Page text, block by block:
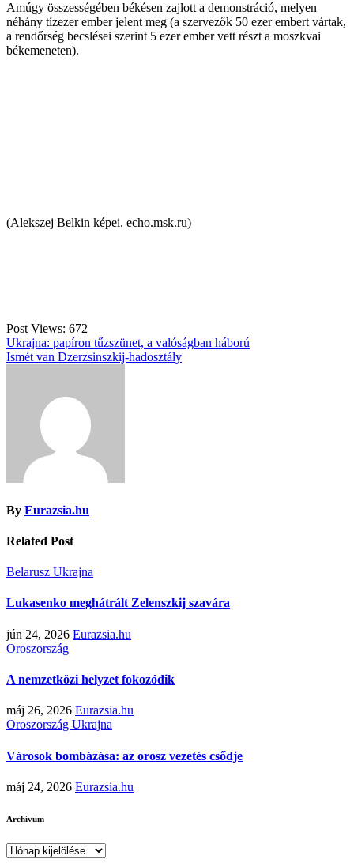
Amúgy összességében békésen zajlott a demonstráció, melyen
néhány tízezer ember jelent meg (a szervezők 50 ezer embert vártak,
a rendőrség becslései szerint 5 ezer ember vett részt a moszkvai
békemeneten).
(Alekszej Belkin képei. echo.msk.ru)
Post Views: 672
Bejegyzés
navigáció
Ukrajna: papíron tűzszünet, a valóságban háború
Ismét van Dzerzsinszkij-hadosztály
By Eurazsia.hu
Related Post
Belarusz Ukrajna
Lukasenko meghátrált Zelenszkij szavára
jún 24, 2026 Eurazsia.hu
Oroszország
A nemzetközi helyzet fokozódik
máj 26, 2026 Eurazsia.hu
Oroszország Ukrajna
Városok bombázása: az orosz vezetés csődje
máj 24, 2026 Eurazsia.hu
Archívum
Archívum